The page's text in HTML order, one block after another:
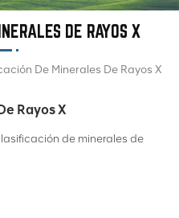
DE RAYOS X
De Minerales De Rayos X
Rayos X
de minerales de